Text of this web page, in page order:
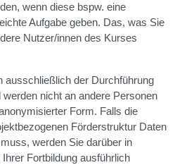
wenn diese bspw. eine
Aufgabe geben. Das, was Sie
Nutzer/innen des Kurses
ausschließlich der Durchführung
nicht an andere Personen
Form. Falls die
Förderstruktur Daten
werden Sie darüber in
Fortbildung ausführlich